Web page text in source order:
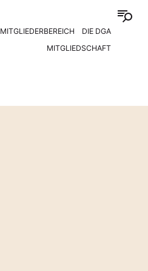
MITGLIEDERBEREICH
DIE DGA
MITGLIEDSCHAFT